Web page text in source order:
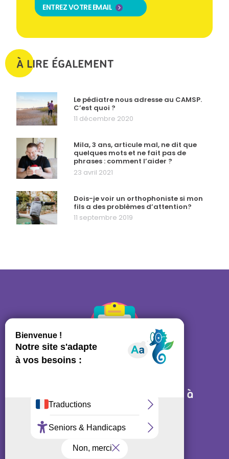
ENTREZ VOTRE EMAIL
À LIRE ÉGALEMENT
Le pédiatre nous adresse au CAMSP.
C’est quoi ?
11 décembre 2020
Mila, 3 ans, articule mal, ne dit que
quelques mots et ne fait pas de
phrases : comment l’aider ?
23 avril 2021
Dois-je voir un orthophoniste si mon
fils a des problèmes d’attention?
11 septembre 2019
Cet article n'a pas répondu à
mes questions, dois-je
prendre rendez-vous avec
un orthophoniste ?